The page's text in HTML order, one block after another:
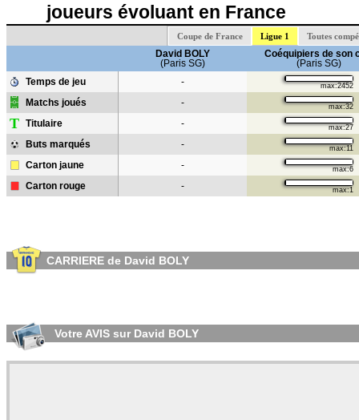
joueurs évoluant en France
Coupe de France Ligue 1 Toutes
David BOLY
(Paris SG)
Coéquipiers de son
(Paris SG)
Temps de jeu
- max:2452
Matchs joués - max:32
T Titulaire - max:27
Buts marqués - max:11
Carton jaune - max:6
Carton rouge - max:1
CARRIERE de David BOLY
Votre AVIS sur David BOLY